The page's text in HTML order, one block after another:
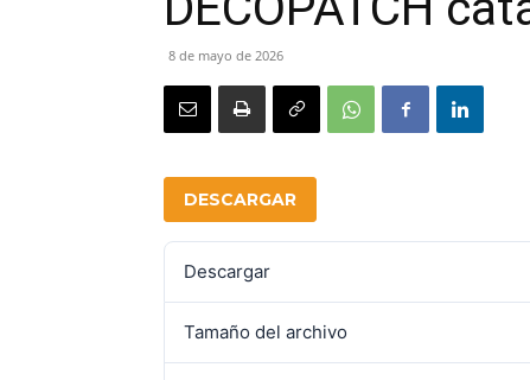
8 de mayo de 2026
DESCARGAR
Descargar
Tamaño del archivo